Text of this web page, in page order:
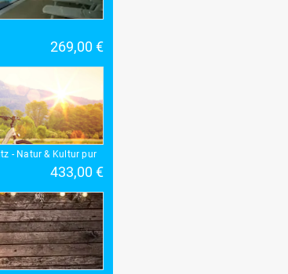
269,00 €
- Natur & Kultur pur
433,00 €